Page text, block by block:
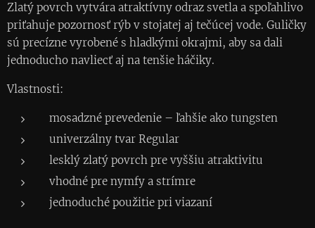
Zlatý povrch vytvára atraktívny odraz svetla a spoľahlivo
priťahuje pozornosť rýb v stojatej aj tečúcej vode. Guličky
sú precízne vyrobené s hladkými okrajmi, aby sa dali
jednoducho navliecť aj na tenšie háčiky.
Vlastnosti:
mosadzné prevedenie – ľahšie ako tungsten
univerzálny tvar Regular
lesklý zlatý povrch pre vyššiu atraktivitu
vhodné pre nymfy a strímre
jednoduché použitie pri viazaní